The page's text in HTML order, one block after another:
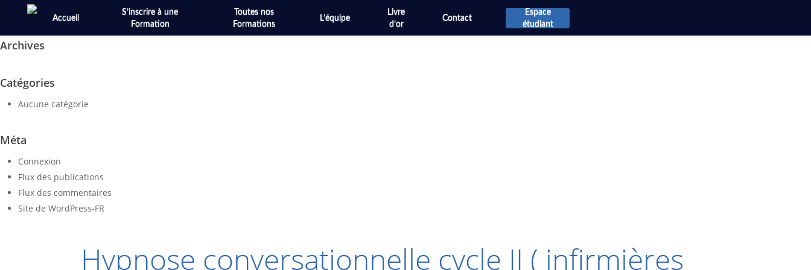
main
Accueil
S’inscrire à une
Formation
Toutes nos
Formations
L’équipe
Livre
d’or
Contact
Espace
étudiant
Archives
Catégories
Aucune catégorie
Méta
Connexion
Flux des publications
Flux des commentaires
Site de WordPress-FR
Hypnose conversationnelle cycle II ( infirmières